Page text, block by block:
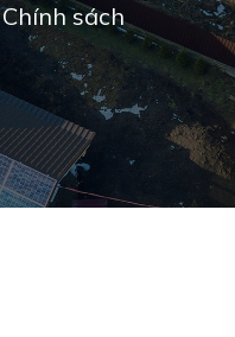
Chính sách